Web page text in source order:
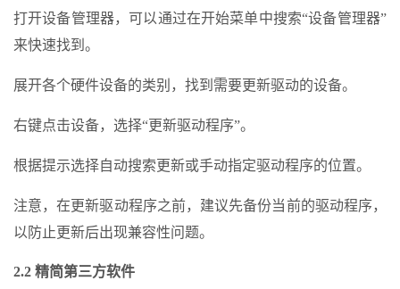
打开设备管理器，可以通过在开始菜单中搜索“设备管理器”
来快速找到。
展开各个硬件设备的类别，找到需要更新驱动的设备。
右键点击设备，选择“更新驱动程序”。
根据提示选择自动搜索更新或手动指定驱动程序的位置。
注意，在更新驱动程序之前，建议先备份当前的驱动程序，
以防止更新后出现兼容性问题。
2.2 精简第三方软件